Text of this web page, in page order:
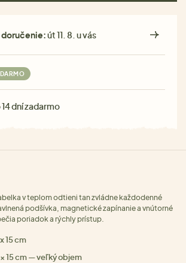
út 11. 8. u vás
dní zadarmo
v teplom odtieni tan zvládne každodenné
podšívka, magnetické zapínanie a vnútorné
poriadok a rýchly prístup.
15 cm
15 cm — veľký objem